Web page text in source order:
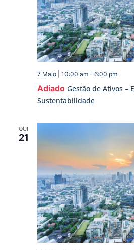
Adiado Gestão de Ativos –
Sustentabilidade
7 Maio | 10:00 am- 6:00 pm
QUI
21